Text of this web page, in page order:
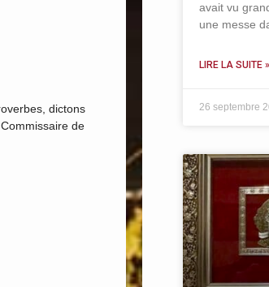
dictons
de
avait vu
une messe
LIRE LA SUITE »
26 septembre